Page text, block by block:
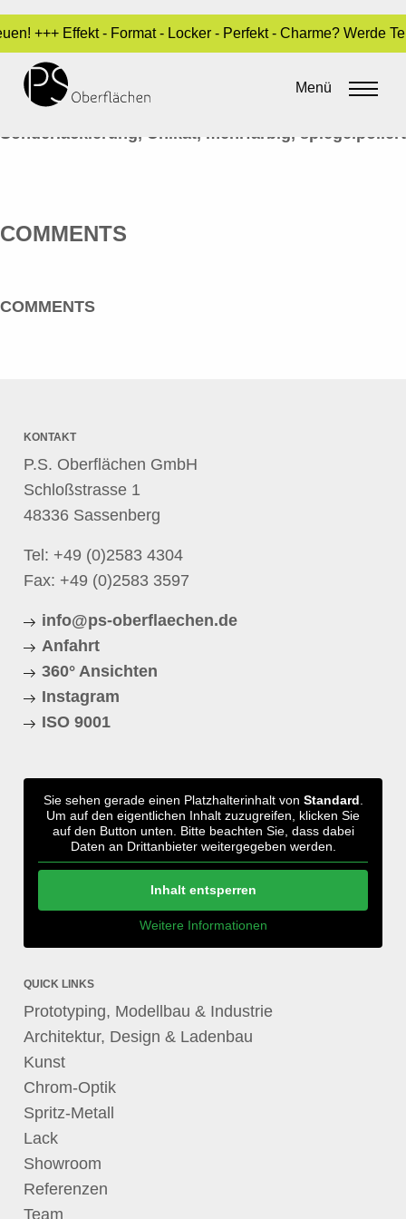
+++ Effekt - Format - Locker - Perfekt - Charme?
Menü
LACK / SPECIALS 21_ITALO HELM
admin•14. Juni 2016
Sonderlackierung, Unikat, mehrfarbig, spiegelpoliert
COMMENTS
COMMENTS
KONTAKT
P.S. Oberflächen GmbH
Schloßstrasse 1
48336 Sassenberg
Tel: +49 (0)2583 4304
Fax: +49 (0)2583 3597
info@ps-oberflaechen.de
Anfahrt
360° Ansichten
Instagram
ISO 9001
Sie sehen gerade einen Platzhalterinhalt von Standard
Um auf den eigentlichen Inhalt zuzugreifen, klicken Sie
auf den Button unten. Bitte beachten Sie, dass dabei
Daten an Drittanbieter weitergegeben werden.
Inhalt entsperren
Weitere Informationen
QUICK LINKS
Prototyping, Modellbau & Industrie
Architektur, Design & Ladenbau
Kunst
Chrom-Optik
Spritz-Metall
Lack
Showroom
Referenzen
Team